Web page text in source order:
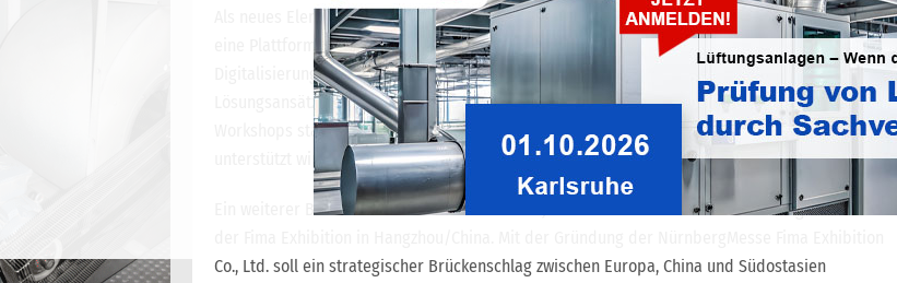
Als neues Element erweitert der „Zukunftsraum“ ab diesem Jahr das Angebot der Chillventa um
eine Plattform, die Transformationsthemen sichtbar machen und praxisnahe Einblicke in
Digitalisierungsprozesse bieten soll. Vor Ort gibt es Fachvorträge, Produktpräsentationen und
Lösungsansätze für künftige Herausforderungen. Ergänzend dazu fanden bereits drei digitale
Workshops statt, weitere Termine sind in Planung, sodass der Austausch kontinuierlich
unterstützt wird, so der Veranstalter.
Ein weiterer Baustein der Chillventa wird das Joint Venture zwischen der NürnbergMesse und
Co., Ltd. soll ein strategischer Brückenschlag zwischen Europa, China und Südostasien